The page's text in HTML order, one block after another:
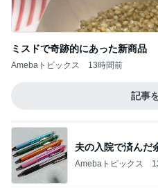
ミスドで奇跡的にあった新商品
Amebaトピックス 13時間前
記事
夫の入院で済んだ
Amebaトピックス